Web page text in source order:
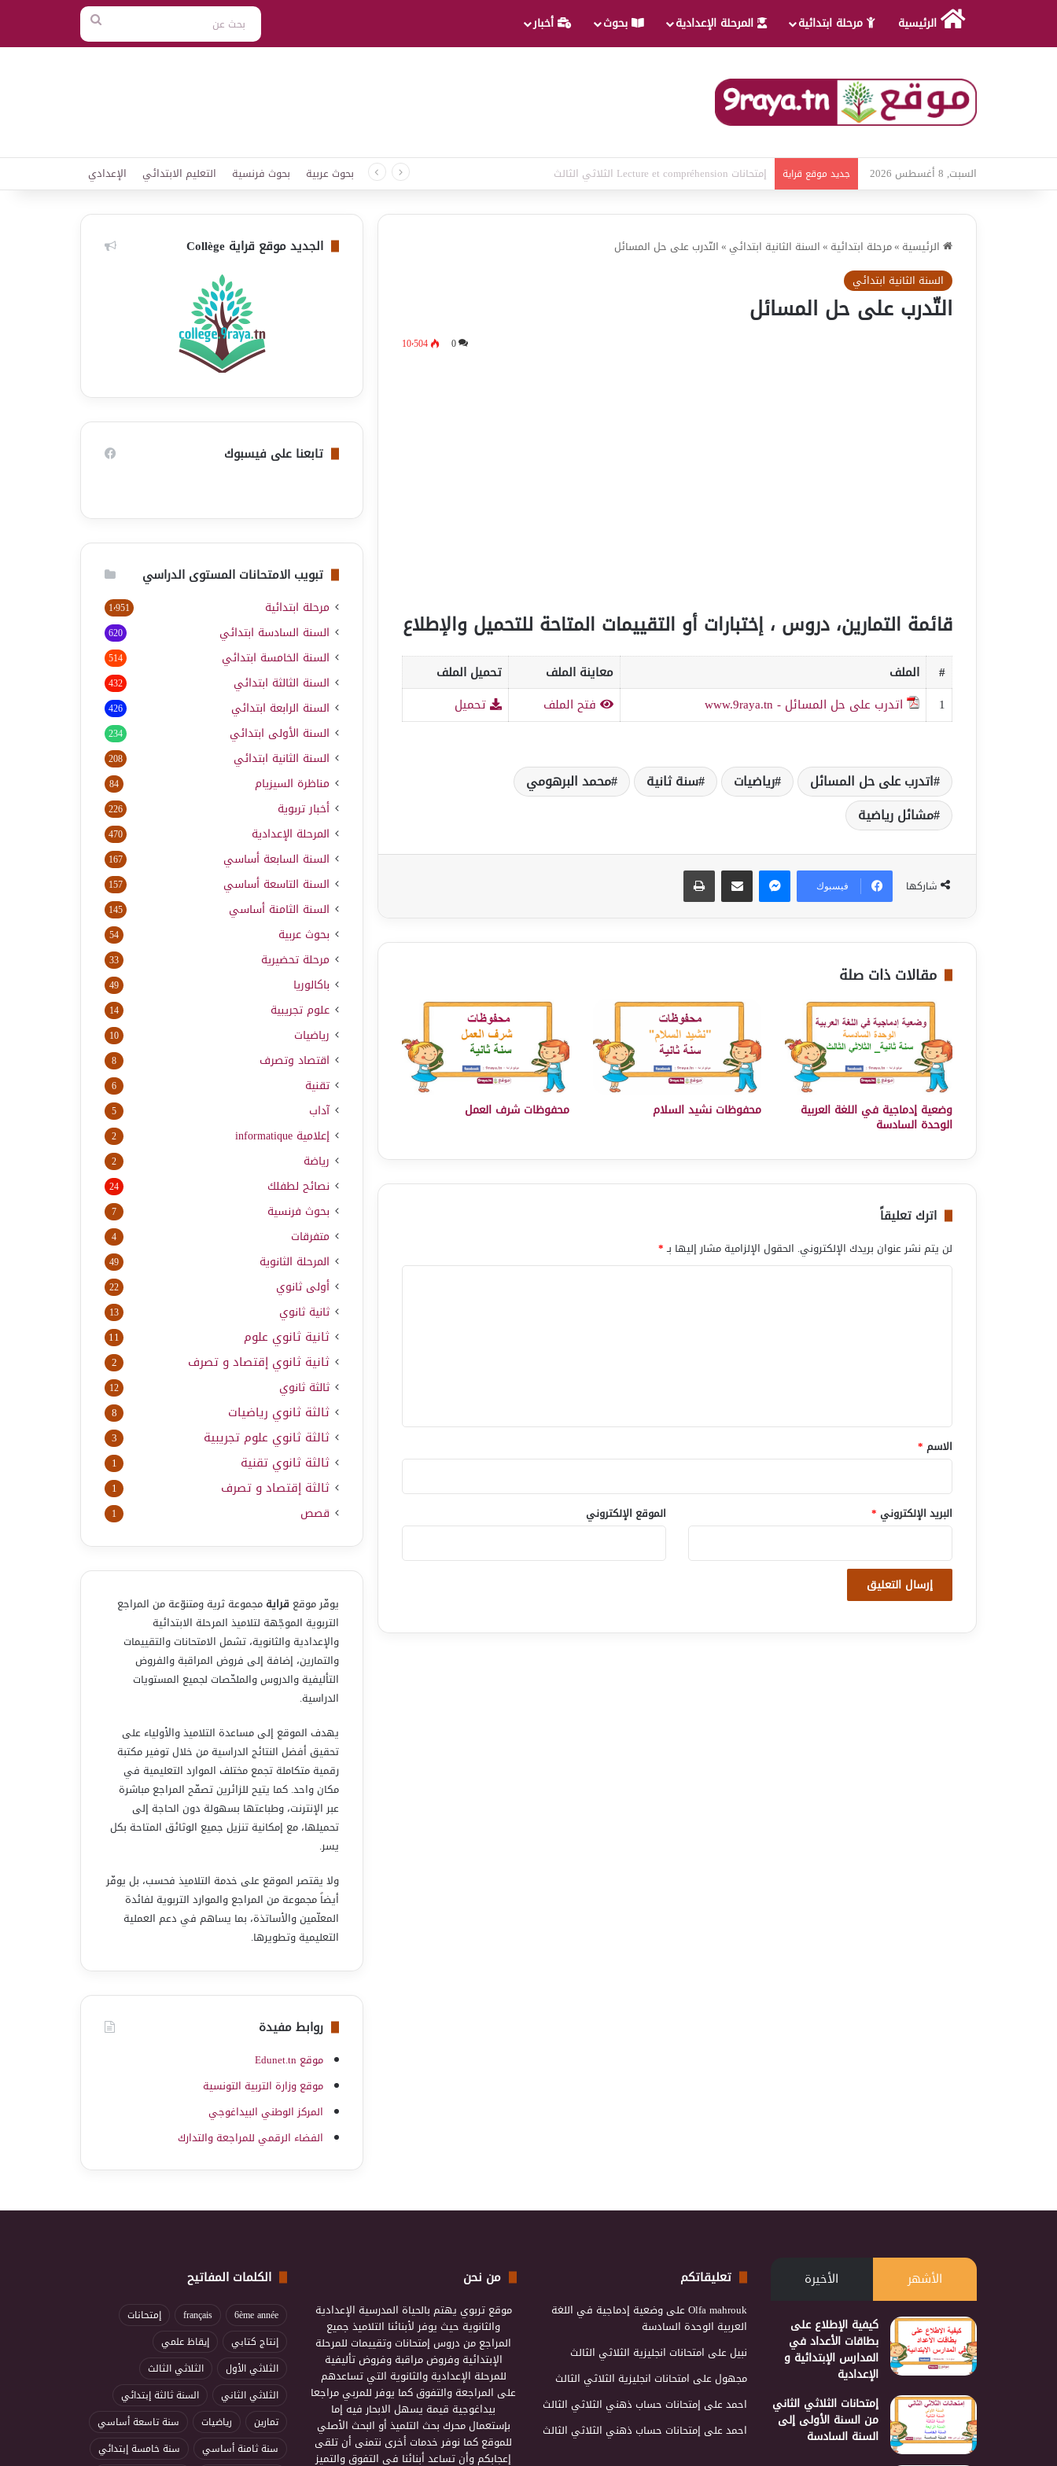
الرئيسية مرحلة ابتدائية المرحلة الإعدادية بحوث أخبار
بحث
عن
السبت, 8 أغسطس 2026 جديد موقع قراية امتحانات قواعد لغة الثلاثي الثالث بحوث عربية بحوث فرنسية التعليم الابتدائي الإعدادي
الرئيسية »مرحلة ابتدائية »السنة الثانية ابتدائي »التّدرب على حل المسائل
السنة الثانية ابتدائي
التّدرب على حل المسائل
0 10٬504
قائمة التمارين، دروس ، إختبارات أو التقييمات المتاحة للتحميل والإطلاع
# الملف معاينة الملف
تحميل الملف
1
اتدرب على حل المسائل - www.9raya.tn فتح الملف تحميل
اتدرب على حل المسائل رياضيات سنة ثانية
محمد البرهومي
مشائل رياضية
شاركها فيسبوك
مقالات ذات صلة
وضعية إدماجية في اللغة العربية
الوحدة السادسة
محفوظات نشيد السلام محفوظات شرف العمل
اترك تعليقاً
لن يتم نشر عنوان بريدك الإلكتروني. الحقول الإلزامية مشار إليها بـ*
*
الاسم *
البريد الإلكتروني * الموقع الإلكتروني
الجديد موقع قراية Collège
تابعنا على فيسبوك
تبويب الامتحانات المستوى الدراسي
مرحلة ابتدائية 1٬951
السنة السادسة ابتدائي 620
السنة الخامسة ابتدائي 514
السنة الثالثة ابتدائي 432
السنة الرابعة ابتدائي 426
السنة الأولى ابتدائي 234
السنة الثانية ابتدائي 208
مناظرة السيزيام 84
أخبار تربوية 226
المرحلة الإعدادية 470
السنة السابعة أساسي 167
السنة التاسعة أساسي 157
السنة الثامنة أساسي 145
بحوث عربية 54
مرحلة تحضيرية 33
باكالوريا 49
علوم تجريبية 14
رياضيات 10
اقتصاد وتصرف 8
تقنية 6
آداب 5
إعلامية informatique
2
رياضة 2
نصائح لطفلك 24
بحوث فرنسية 7
متفرقات 4
المرحلة الثانوية 49
أولى ثانوي 22
ثانية ثانوي 13
ثانية ثانوي علوم 11
ثانية ثانوي إقتصاد و تصرف 2
ثالثة ثانوي 12
ثالثة ثانوي رياضيات 8
ثالثة ثانوي علوم تجريبية 3
ثالثة ثانوي تقنية 1
ثالثة إقتصاد و تصرف 1
قصص 1
يوفّر موقع قرايةمجموعة ثرية ومتنوّعة من المراجع
التربوية الموجّهة لتلاميذ المرحلة الابتدائية
والإعدادية والثانوية، تشمل الامتحانات والتقييمات
والتمارين، إضافة إلى فروض المراقبة والفروض
التأليفية والدروس والملخّصات لجميع المستويات
الدراسية.
يهدف الموقع إلى مساعدة التلاميذ والأولياء على
تحقيق أفضل النتائج الدراسية من خلال توفير مكتبة
رقمية متكاملة تجمع مختلف الموارد التعليمية في
مكان واحد. كما يتيح للزائرين تصفّح المراجع مباشرة
عبر الإنترنت، وطباعتها بسهولة دون الحاجة إلى
تحميلها، مع إمكانية تنزيل جميع الوثائق المتاحة بكل
يسر.
ولا يقتصر الموقع على خدمة التلاميذ فحسب، بل يوفّر
أيضاً مجموعة من المراجع والموارد التربوية لفائدة
المعلّمين والأساتذة، بما يساهم في دعم العملية
التعليمية وتطويرها.
روابط مفيدة
موقع Edunet.tn
موقع وزارة التربية التونسية
المركز الوطني البيداغوجي
الفضاء الرقمي للمراجعة والتدارك
الأشهر الأخيرة
كيفية الإطلاع على
بطاقات الأعداد في
المدارس الإبتدائية و
الإعدادية
إمتحانات الثلاثي الثاني
من السنة الأولى إلى
السنة السادسة
تعليقاتكم
Olfa mahroukعلىوضعية إدماجية في اللغة
العربية الوحدة السادسة
نبيلعلى امتحانات انجليزية الثلاثي الثالث
مجهولعلى امتحانات انجليزية الثلاثي الثالث
احمدعلى إمتحانات حساب ذهني الثلاثي الثالث
احمدعلى إمتحانات حساب ذهني الثلاثي الثالث
من نحن
موقع تربوي يهتم بالحياة المدرسية الإعدادية
والثانوية حيث يوفر لأبنائنا التلاميذ جميع
المراجع من دروس إمتحانات وتقييمات للمرحلة
الإبتدائية وفروض مراقبة وفروض تأليفية
للمرحلة الإعدادية والثانوية التي تساعدهم
على المراجعة والتفوق كما يوفر للمربي مراجعا
بيداغوجية قيمة يسهل الابحار فيه إما
بإستعمال محرك بحث التلميذ أو البحث الأصلي
للموقع كما نوفر خدمات أخرى نتمنى أن تلقى
إعجابكم وأن تساعد أبنائنا في التفوق والتميز
الكلمات المفاتيح
6ème année
français
إمتحانات
إنتاج كتابي
إيقاظ علمي
الثلاثي الأول
الثلاثي الثالث
الثلاثي الثاني
السنة ثالثة إبتدائي
تمارين
رياضيات
سنة تاسعة أساسي
سنة ثامنة أساسي
سنة خامسة إبتدائي